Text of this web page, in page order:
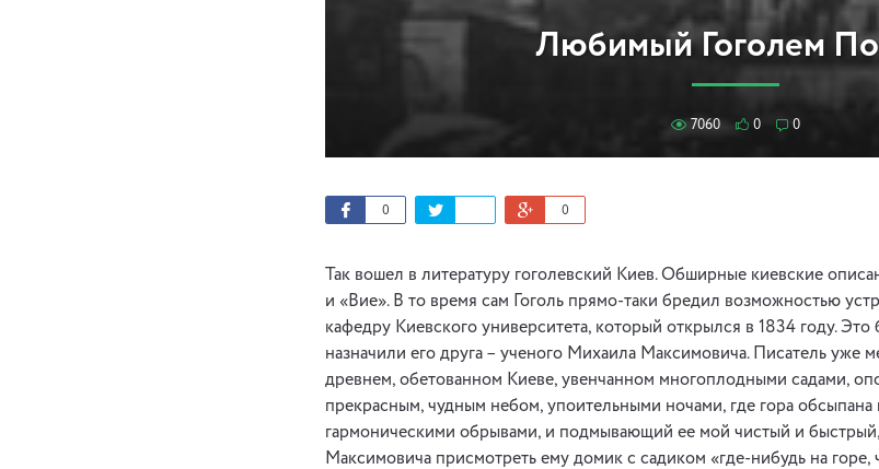
Любимый Гоголем
7060 0 0
0 0
Так вошел в литературу гоголевский Киев. Обширные киевские
и «Вие». В то время сам Гоголь прямо-таки бредил возможностью
кафедру Киевского университета, который открылся в 1834 году.
назначили его друга – ученого Михаила Максимовича. Писатель уже
древнем, обетованном Киеве, увенчанном многоплодными садами,
прекрасным, чудным небом, упоительными ночами, где гора обсыпана
гармоническими обрывами, и подмывающий ее мой чистый и
Максимовича присмотреть ему домик с садиком «где-нибудь на горе,